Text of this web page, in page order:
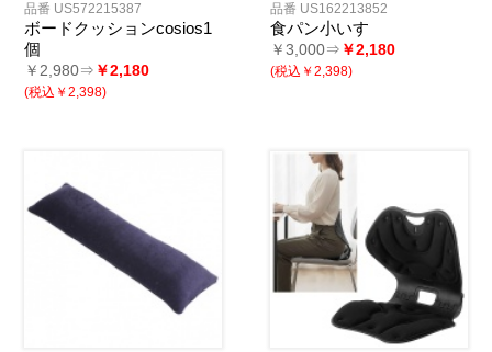
品番 US572215387
ボードクッションcosios1
個
￥2,980⇒ ￥2,180
(税込￥2,398)
品番 US162213852
食パン小いす
￥3,000⇒ ￥2,180
(税込￥2,398)